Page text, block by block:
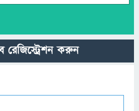
রেজিস্ট্রেশন করুন